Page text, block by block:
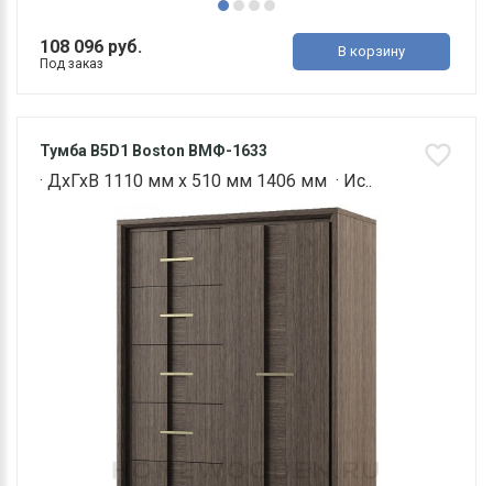
108 096 руб.
Под заказ
В корзину
Тумба B5D1 Boston ВМФ-1633
· ДхГхВ 1110 мм х 510 мм 1406 мм · Ис..